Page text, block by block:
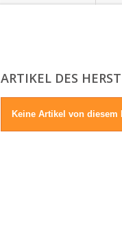
ARTIKEL DES
Keine Artikel von diesem